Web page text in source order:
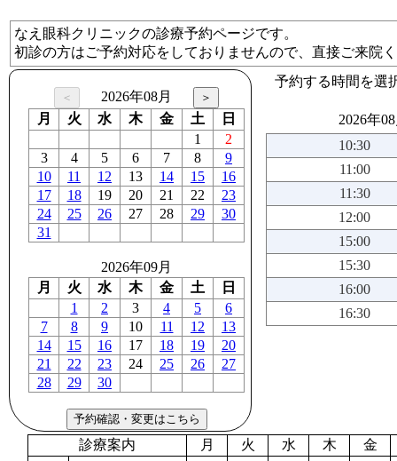
なえ眼科クリニックの診療予約ページです。
初診の方はご予約対応をしておりませんので、直接ご来院
2026年08月
月
火 水 木 金 土
日
1
2
3
4 5 6 7 8
9
10
11 12 13 14 15
16
17
18 19 20 21 22
23
24
25 26 27 28 29
30
31
2026年09月
月
火 水 木 金 土
日
1
2 3 4 5
6
7
8 9 10 11 12
13
14
15 16 17 18 19
20
21
22 23 24 25 26
27
28
29 30
予約する時間を選
2026年
10:30
11:00
11:30
12:00
15:00
15:30
16:00
16:30
診療案内 月 火 水 木
金